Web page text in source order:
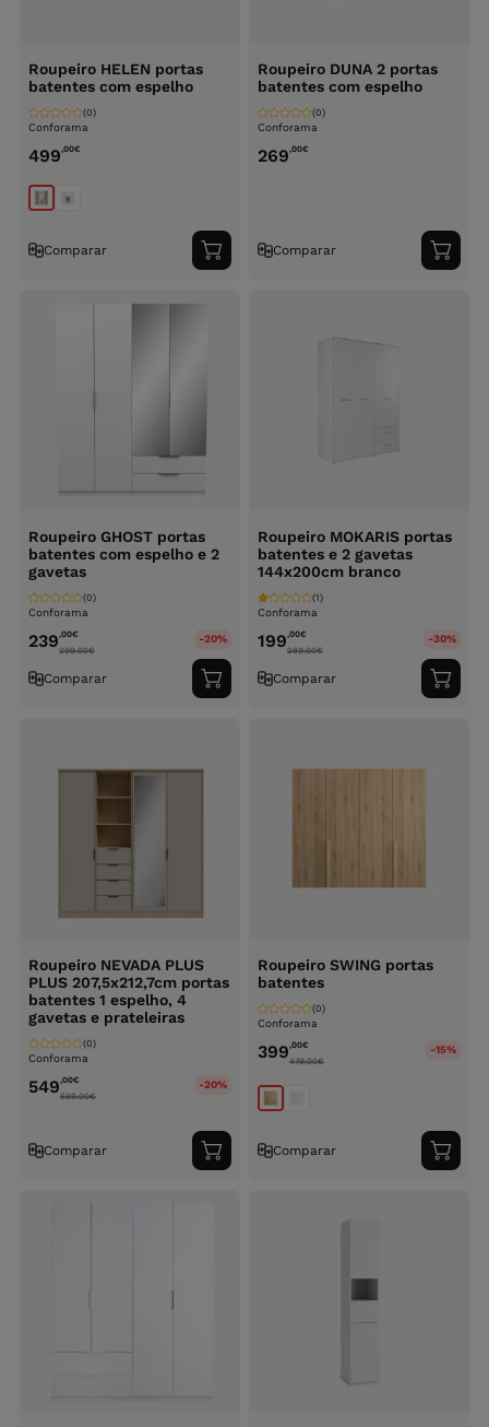
Roupeiro HELEN portas
batentes com espelho
Conforama
(0)
499,00€
Comparar
Adicionar
ao
Roupeiro DUNA 2 portas
batentes com espelho
Conforama
(0)
269,00€
Comparar
ao
Roupeiro GHOST portas
batentes com espelho e 2
gavetas
Conforama
(0)
239,00€
299.00€
-20%
Comparar
Adicionar
ao
Roupeiro MOKARIS portas
batentes e 2 gavetas
144x200cm branco
Conforama
(1)
199,00€
289.00€
-30%
Comparar
ao
Roupeiro NEVADA PLUS
PLUS 207,5x212,7cm portas
batentes 1 espelho, 4
gavetas e prateleiras
Conforama
(0)
549,00€
699.00€
-20%
Comparar
Adicionar
ao
Roupeiro SWING portas
batentes
Conforama
(0)
399,00€
479.00€
-15%
Comparar
ao